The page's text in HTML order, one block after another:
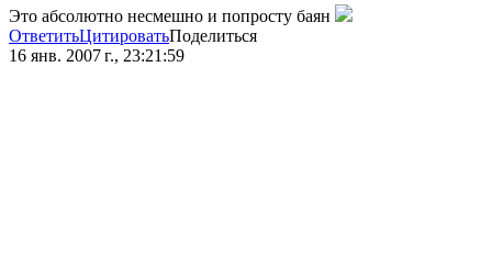
Это абсолютно несмешно и попросту баян
ОтветитьЦитироватьПоделиться
16 янв. 2007 г., 23:21:59